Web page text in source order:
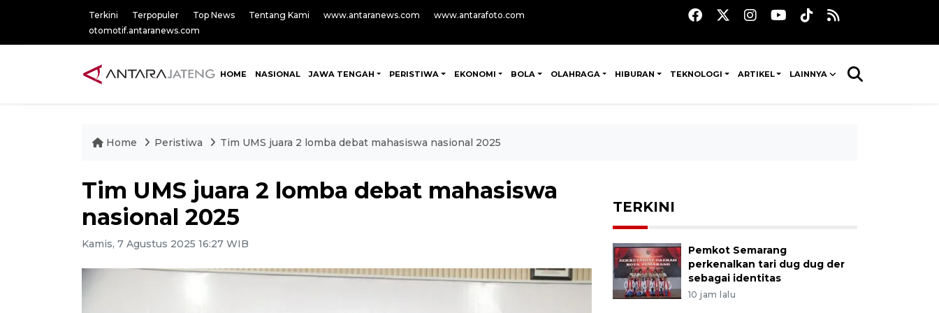
Terkini Terpopuler Top News Tentang Kami www.antaranews.com
www.antarafoto.com
otomotif.antaranews.com
HOME NASIONAL JAWA TENGAH PERISTIWA EKONOMI BOLA OLAHRAGA HIBURAN TEKNOLOGI ARTIKEL LAINNYA
Home Peristiwa Tim UMS juara 2 lomba debat mahasiswa nasional 2025
Tim UMS juara 2 lomba debat mahasiswa
nasional 2025
Kamis, 7 Agustus 2025 16:27 WIB
TERKINI
Pemkot Semarang
perkenalkan tari dug dug der
sebagai identitas
10 jam lalu